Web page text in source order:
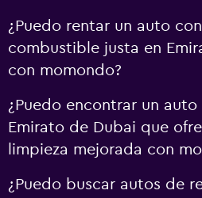
¿Puedo rentar un auto
combustible justa en
con momondo?
¿Puedo encontrar un
Emirato de Dubai que
limpieza mejorada con
¿Puedo buscar autos de